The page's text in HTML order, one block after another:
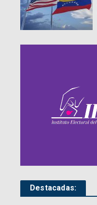
Destacadas: